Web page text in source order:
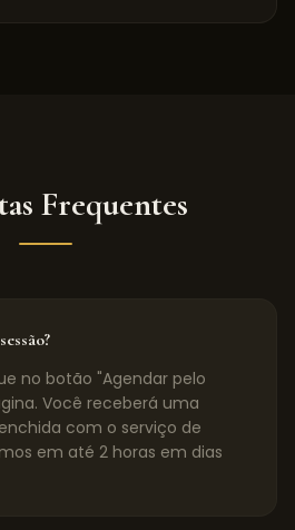
Frequentes
no botão "Agendar pelo
Você receberá uma
com o serviço de
em até 2 horas em dias